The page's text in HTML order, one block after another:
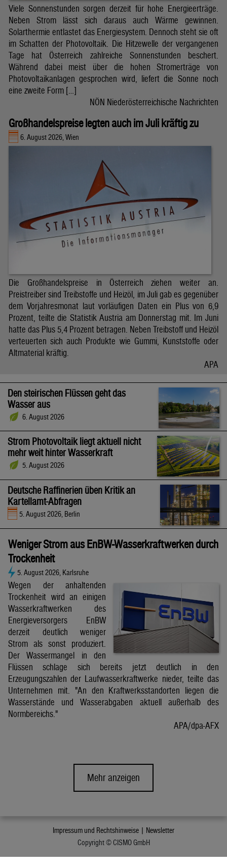
Viele Sonnenstunden sorgen derzeit für hohe Energieerträge.
Neben Strom lässt sich daraus auch Wärme gewinnen.
Solarthermie entlastet das Energiesystem. Dennoch steht sie oft
im Schatten der Photovoltaik. Die Hitzewelle der vergangenen
Tage hat Österreich zahlreiche Sonnenstunden beschert.
Während dabei meist über die hohen Stromerträge von
Photovoltaikanlagen gesprochen wird, liefert die Sonne noch
eine zweite Form […]
NÖN Niederösterreichische Nachrichten
Großhandelspreise legten auch im Juli kräftig zu
6. August 2026, Wien
Die Großhandelspreise in Österreich ziehen weiter an.
Preistreiber sind Treibstoffe und Heizöl, im Juli gab es gegenüber
dem Vorjahresmonat laut vorläufigen Daten ein Plus von 6,9
Prozent, teilte die Statistik Austria am Donnerstag mit. Im Juni
hatte das Plus 5,4 Prozent betragen. Neben Treibstoff und Heizöl
verteuerten sich auch Produkte wie Gummi, Kunststoffe oder
Altmaterial kräftig.
APA
Den steirischen Flüssen geht das
Wasser aus
6. August 2026
Strom Photovoltaik liegt aktuell nicht
mehr weit hinter Wasserkraft
5. August 2026
Deutsche Raffinerien üben Kritik an
Kartellamt-Abfragen
5. August 2026, Berlin
Weniger Strom aus EnBW-Wasserkraftwerken durch
Trockenheit
5. August 2026, Karlsruhe
Wegen der anhaltenden
Trockenheit wird an einigen
Wasserkraftwerken des
Energieversorgers EnBW
derzeit deutlich weniger
Strom als sonst produziert.
Der Wassermangel in den
Flüssen schlage sich bereits jetzt deutlich in den
Erzeugungszahlen der Laufwasserkraftwerke nieder, teilte das
Unternehmen mit. "An den Kraftwerksstandorten liegen die
Wasserstände und Wasserabgaben aktuell außerhalb des
Normbereichs."
APA/dpa-AFX
Mehr anzeigen
Impressum und Rechtshinweise | Newsletter
Copyright © CISMO GmbH